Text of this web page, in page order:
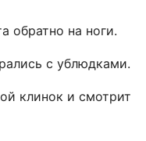
обратно на ноги.
с ублюдками.
клинок и смотрит